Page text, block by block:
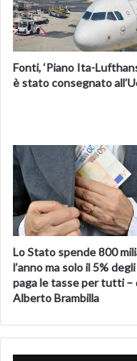
Fonti, ‘Piano Ita-
è stato consegnato
Lo Stato spende 800
l’anno ma solo il 5%
paga le tasse per tutti –
Alberto Brambilla